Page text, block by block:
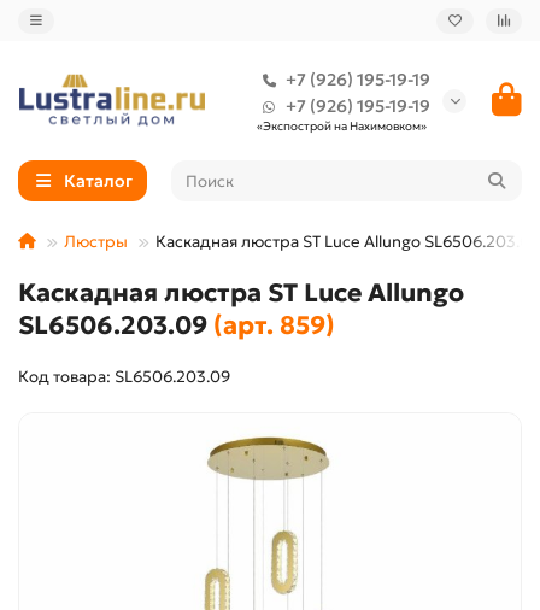
+7 (926) 195-19-19
+7 (926) 195-19-19
«Экспострой на Нахимовком»
Каталог
Люстры Каскадная люстра ST Luce Allungo SL6506.203.09
Каскадная люстра ST Luce Allungo
SL6506.203.09 (арт. 859)
Код товара: SL6506.203.09